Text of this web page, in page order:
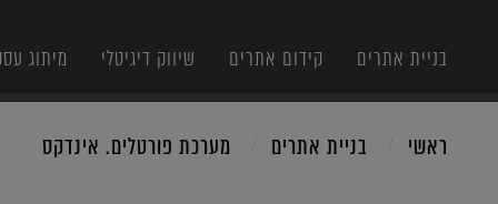
בניית אתרים קידום אתרים שיווק דיגיטלי מיתוג
ראשי בניית אתרים מערכת פורטלים. אינדקס